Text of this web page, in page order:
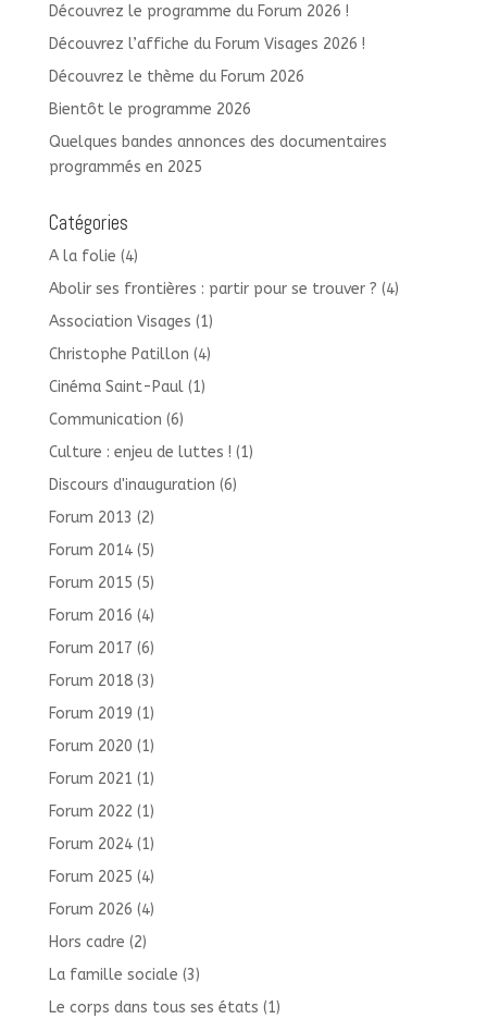
Découvrez le programme du Forum 2026 !
Découvrez l’affiche du Forum Visages 2026 !
Découvrez le thème du Forum 2026
Bientôt le programme 2026
Quelques bandes annonces des documentaires
programmés en 2025
Catégories
A la folie (4)
Abolir ses frontières : partir pour se trouver ? (4)
Association Visages (1)
Christophe Patillon (4)
Cinéma Saint-Paul(1)
Communication (6)
Culture : enjeu de luttes ! (1)
Discours d'inauguration (6)
Forum 2013 (2)
Forum 2014(5)
Forum 2015 (5)
Forum 2016 (4)
Forum 2017 (6)
Forum 2018(3)
Forum 2019 (1)
Forum 2020 (1)
Forum 2021 (1)
Forum 2022 (1)
Forum 2024(1)
Forum 2025 (4)
Forum 2026 (4)
Hors cadre (2)
La famille sociale (3)
Le corps dans tous ses états (1)